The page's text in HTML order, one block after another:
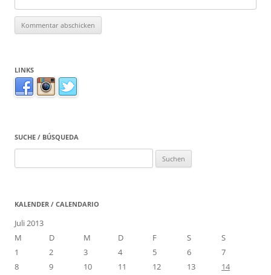
LINKS
SUCHE / BÚSQUEDA
nach:
KALENDER / CALENDARIO
Juli 2013
M
D M D F S
S
1
2 3 4 5 6
7
8
9 10 11 12 13
14